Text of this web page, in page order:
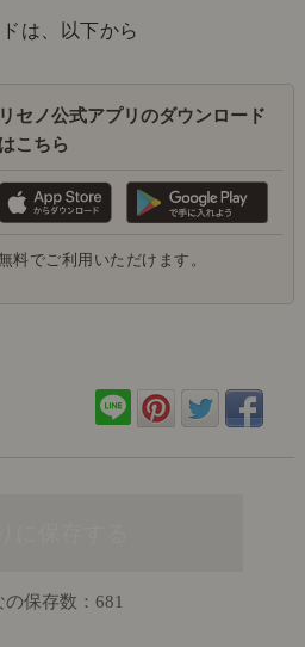
は、以下から
リセノ公式アプリのダウンロード
はこちら
料でご利用いただけます。
保存数： 681